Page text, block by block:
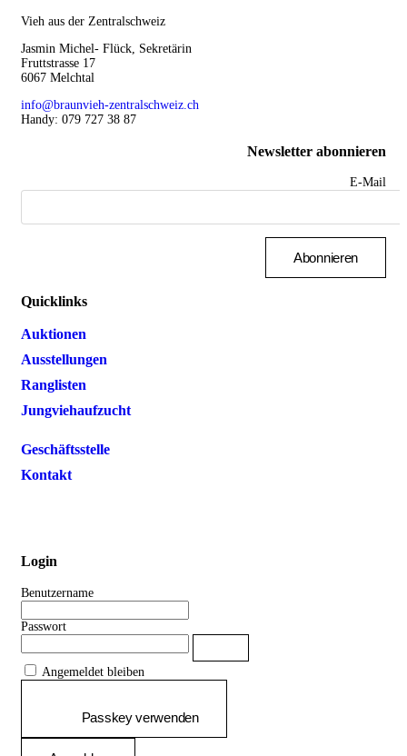
Vieh aus der Zentralschweiz
Jasmin Michel- Flück, Sekretärin
Fruttstrasse 17
6067 Melchtal
info@braunvieh-zentralschweiz.ch
Handy: 079 727 38 87
Newsletter abonnieren
E-Mail
Abonnieren
Quicklinks
Auktionen
Ausstellungen
Ranglisten
Jungviehaufzucht
Geschäftsstelle
Kontakt
Login
Benutzername
Passwort
Angemeldet bleiben
Passkey verwenden